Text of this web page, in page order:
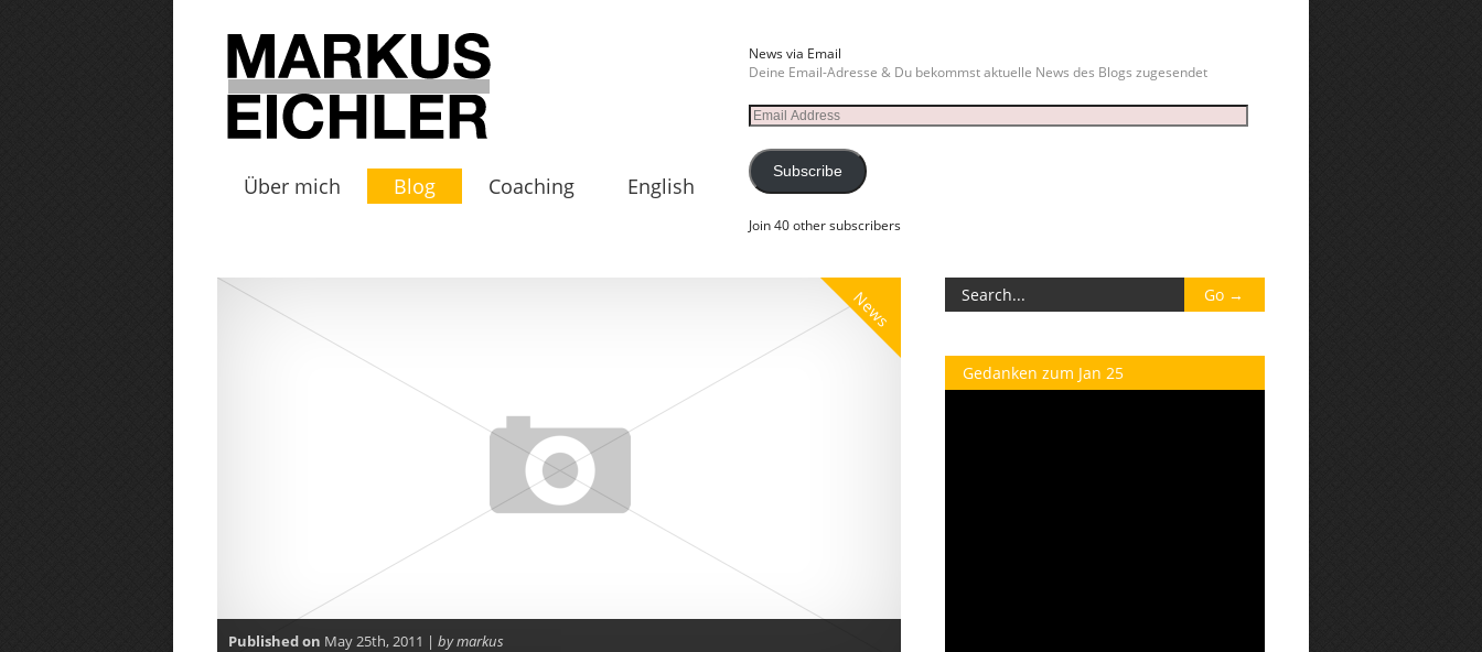
News via Email
Deine Email-Adresse & Du bekommst aktuelle News des Blogs zugesendet
Email
Address
Subscribe
Join 40 other subscribers
Über mich Blog Coaching English
News
Published on May 25th, 2011 | by markus
Gedanken zum Jan 25